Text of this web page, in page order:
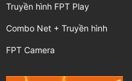
Truyền hình FPT Play
Combo Net + Truyền hình
FPT Camera